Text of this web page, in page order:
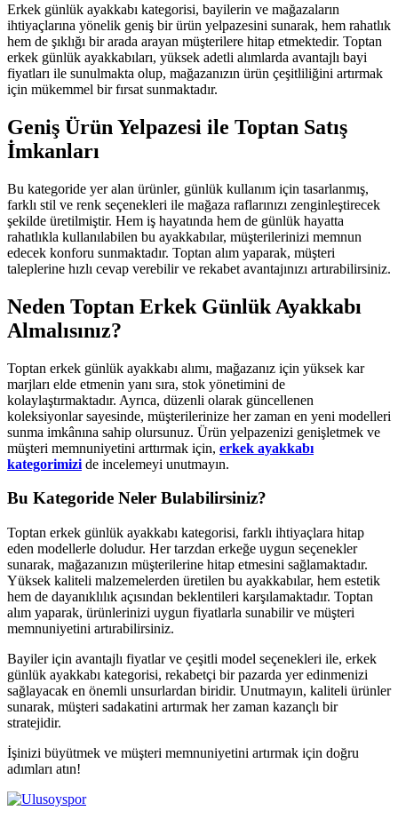
Erkek günlük ayakkabı kategorisi, bayilerin ve mağazaların
ihtiyaçlarına yönelik geniş bir ürün yelpazesini sunarak, hem rahatlık
hem de şıklığı bir arada arayan müşterilere hitap etmektedir. Toptan
erkek günlük ayakkabıları, yüksek adetli alımlarda avantajlı bayi
fiyatları ile sunulmakta olup, mağazanızın ürün çeşitliliğini artırmak
için mükemmel bir fırsat sunmaktadır.
Geniş Ürün Yelpazesi ile Toptan Satış
İmkanları
Bu kategoride yer alan ürünler, günlük kullanım için tasarlanmış,
farklı stil ve renk seçenekleri ile mağaza raflarınızı zenginleştirecek
şekilde üretilmiştir. Hem iş hayatında hem de günlük hayatta
rahatlıkla kullanılabilen bu ayakkabılar, müşterilerinizi memnun
edecek konforu sunmaktadır. Toptan alım yaparak, müşteri
taleplerine hızlı cevap verebilir ve rekabet avantajınızı artırabilirsiniz.
Neden Toptan Erkek Günlük Ayakkabı
Almalısınız?
Toptan erkek günlük ayakkabı alımı, mağazanız için yüksek kar
marjları elde etmenin yanı sıra, stok yönetimini de
kolaylaştırmaktadır. Ayrıca, düzenli olarak güncellenen
koleksiyonlar sayesinde, müşterilerinize her zaman en yeni modelleri
sunma imkânına sahip olursunuz. Ürün yelpazenizi genişletmek ve
müşteri memnuniyetini arttırmak için, erkek ayakkabı
kategorimizi de incelemeyi unutmayın.
Bu Kategoride Neler Bulabilirsiniz?
Toptan erkek günlük ayakkabı kategorisi, farklı ihtiyaçlara hitap
eden modellerle doludur. Her tarzdan erkeğe uygun seçenekler
sunarak, mağazanızın müşterilerine hitap etmesini sağlamaktadır.
Yüksek kaliteli malzemelerden üretilen bu ayakkabılar, hem estetik
hem de dayanıklılık açısından beklentileri karşılamaktadır. Toptan
alım yaparak, ürünlerinizi uygun fiyatlarla sunabilir ve müşteri
memnuniyetini artırabilirsiniz.
Bayiler için avantajlı fiyatlar ve çeşitli model seçenekleri ile, erkek
günlük ayakkabı kategorisi, rekabetçi bir pazarda yer edinmenizi
sağlayacak en önemli unsurlardan biridir. Unutmayın, kaliteli ürünler
sunarak, müşteri sadakatini artırmak her zaman kazançlı bir
stratejidir.
İşinizi büyütmek ve müşteri memnuniyetini artırmak için doğru
adımları atın!